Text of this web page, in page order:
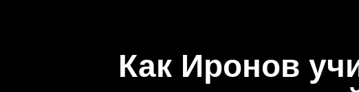
Как Иронов